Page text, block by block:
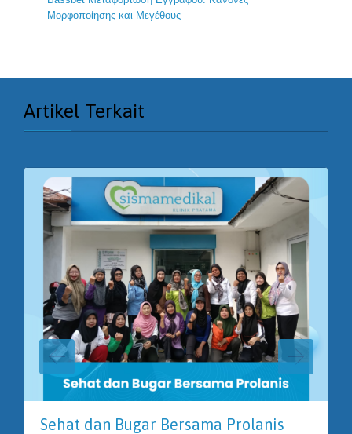
Μορφοποίησης και Μεγέθους
Artikel Terkait
Sehat dan Bugar Bersama Prolanis